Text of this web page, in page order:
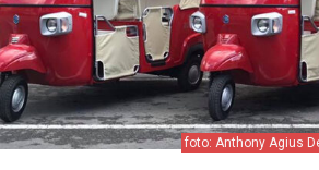
foto: Anthony Agius